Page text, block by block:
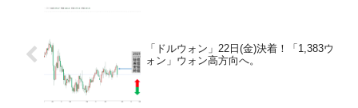
「ドルウォン」22日(金)決着！「1,383ウ
ォン」ウォン高方向へ。